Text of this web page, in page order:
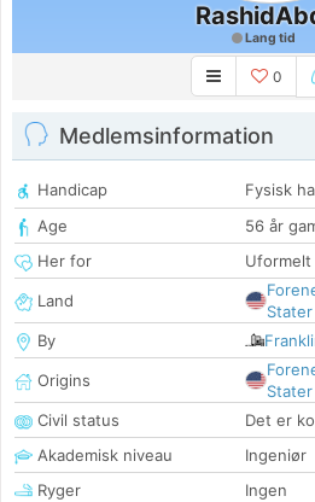
Lang tid
0
Medlemsinformation
Handicap
Fysisk
Age
56 år
Her for
Land
Stater
By
Origins
Stater
Civil status
Det er
Akademisk niveau
Ingeniør
Ryger
Ingen